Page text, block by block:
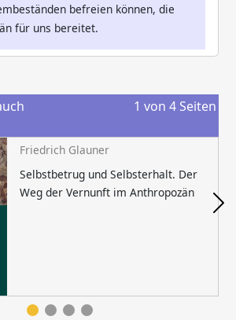
befreien können, die
für uns bereitet.
1 von 4 Seiten
Friedrich Glauner
Selbstbetrug und Selbsterhalt. Der
Weg der Vernunft im Anthropozän